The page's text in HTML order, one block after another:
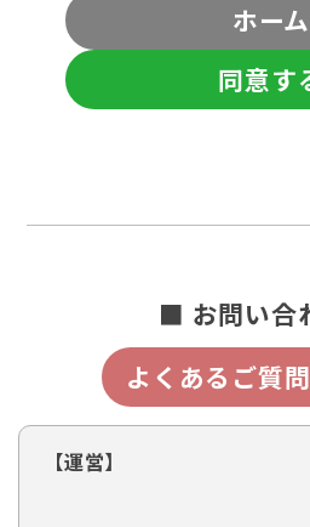
ホーム
同意す
■ お問い合
よくあるご質
【運営】